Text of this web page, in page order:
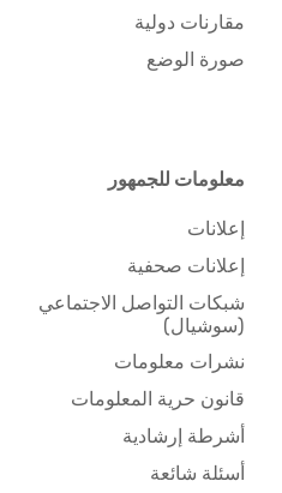
مقارنات دولية
صورة الوضع
معلومات للجمهور
إعلانات
إعلانات صحفية
شبكات التواصل الاجتماعي
(سوشيال)
نشرات معلومات
قانون حرية المعلومات
أشرطة إرشادية
أسئلة شائعة